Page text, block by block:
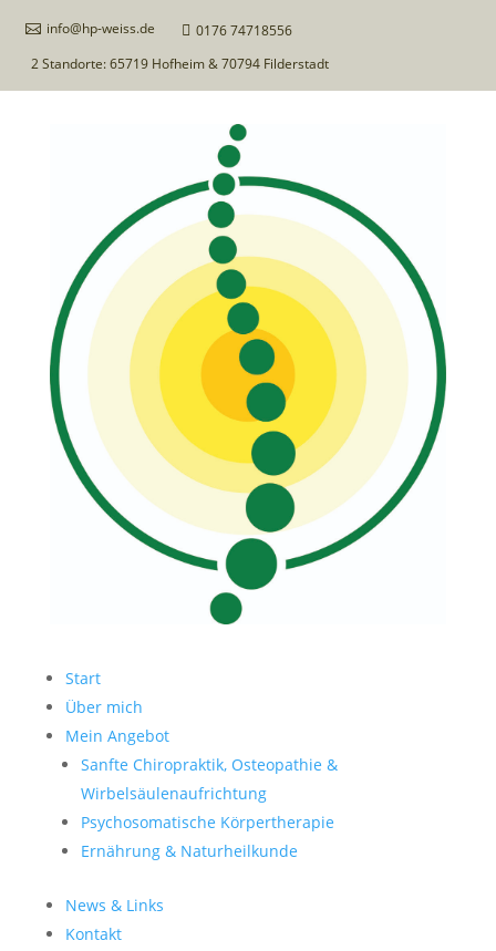
 info@hp-weiss.de  0176 74718556
2 Standorte: 65719 Hofheim & 70794 Filderstadt
Start
Über mich
Mein Angebot
Sanfte Chiropraktik, Osteopathie &
Wirbelsäulenaufrichtung
Psychosomatische Körpertherapie
Ernährung & Naturheilkunde
News & Links
Kontakt